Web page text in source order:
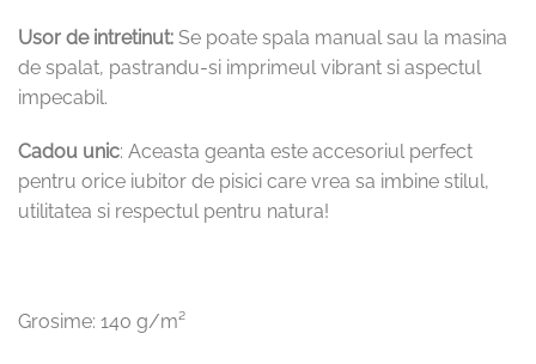
Usor de intretinut: Se poate spala manual sau la masina
de spalat, pastrandu-si imprimeul vibrant si aspectul
impecabil.
Cadou unic: Aceasta geanta este accesoriul perfect
pentru orice iubitor de pisici care vrea sa imbine stilul,
utilitatea si respectul pentru natura!
Grosime: 140 g/m²